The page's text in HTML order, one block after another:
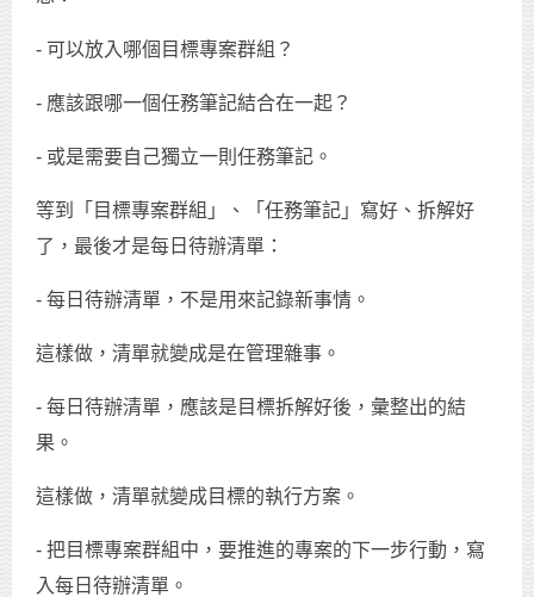
- 可以放入哪個目標專案群組？
- 應該跟哪一個任務筆記結合在一起？
- 或是需要自己獨立一則任務筆記。
等到「目標專案群組」、「任務筆記」寫好、拆解好
了，最後才是每日待辦清單：
- 每日待辦清單，不是用來記錄新事情。
這樣做，清單就變成是在管理雜事。
- 每日待辦清單，應該是目標拆解好後，彙整出的結
果。
這樣做，清單就變成目標的執行方案。
- 把目標專案群組中，要推進的專案的下一步行動，寫
入每日待辦清單。